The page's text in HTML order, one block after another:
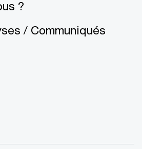
?
/ Communiqués